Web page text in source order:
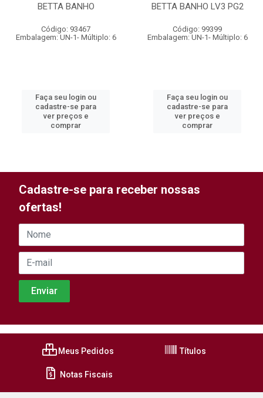
BETTA BANHO
Código: 93467
Embalagem: UN-1- Múltiplo: 6
Faça seu login ou
cadastre-se para
ver preços e
comprar
BETTA BANHO LV3 PG2
Código: 99399
Embalagem: UN-1- Múltiplo: 6
Faça seu login ou
cadastre-se para
ver preços e
comprar
Cadastre-se para receber nossas
ofertas!
Meus Pedidos Títulos
Notas Fiscais